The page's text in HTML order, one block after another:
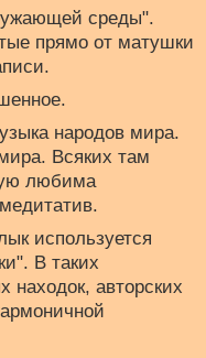
среды".
прямо от матушки
народов мира.
Всяких там
любима
используется
В таких
находок, авторских